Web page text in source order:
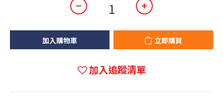
加入購物車 立即購買
加入追蹤清單